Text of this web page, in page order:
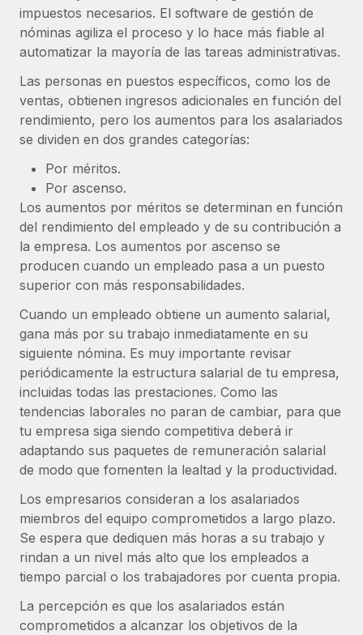
impuestos necesarios. El software de gestión de
nóminas agiliza el proceso y lo hace más fiable al
automatizar la mayoría de las tareas administrativas.
Las personas en puestos específicos, como los de
ventas, obtienen ingresos adicionales en función del
rendimiento, pero los aumentos para los asalariados
se dividen en dos grandes categorías:
Por méritos.
Por ascenso.
Los aumentos por méritos se determinan en función
del rendimiento del empleado y de su contribución a
la empresa. Los aumentos por ascenso se
producen cuando un empleado pasa a un puesto
superior con más responsabilidades.
Cuando un empleado obtiene un aumento salarial,
gana más por su trabajo inmediatamente en su
siguiente nómina. Es muy importante revisar
periódicamente la estructura salarial de tu empresa,
incluidas todas las prestaciones. Como las
tendencias laborales no paran de cambiar, para que
tu empresa siga siendo competitiva deberá ir
adaptando sus paquetes de remuneración salarial
de modo que fomenten la lealtad y la productividad.
Los empresarios consideran a los asalariados
miembros del equipo comprometidos a largo plazo.
Se espera que dediquen más horas a su trabajo y
rindan a un nivel más alto que los empleados a
tiempo parcial o los trabajadores por cuenta propia.
La percepción es que los asalariados están
comprometidos a alcanzar los objetivos de la